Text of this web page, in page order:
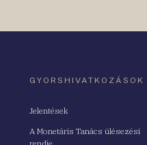
GYORSHIVATKOZÁSOK
Jelentések
A Monetáris Tanács ülésezési